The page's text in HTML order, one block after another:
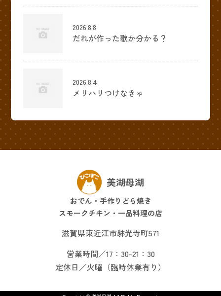
2026.8.8
だれが作った歌か分かる？
2026.8.4
メリハリつけなきゃ
美湖母湖
おでん・手作りどら焼き
スモークチキン・一品料理の店
滋賀県東近江市躰光寺町571
営業時間／17：30-21：30
定休日／火曜（臨時休業有り）